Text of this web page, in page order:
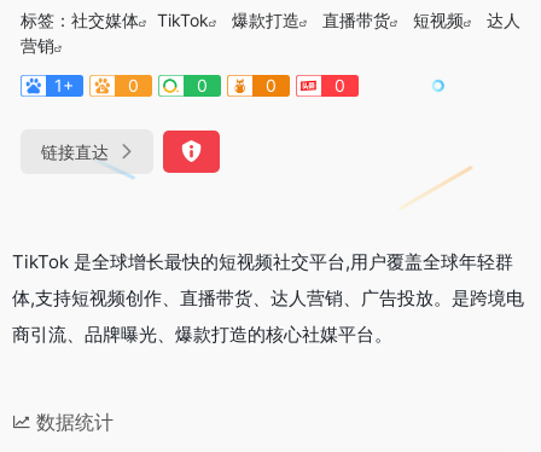
标签： 社交媒体 TikTok 爆款打造 直播带货 短视频
达人
营销
1+
0 0 0 0
链接直达
TikTok 是全球增长最快的短视频社交平台,用户覆盖全球年轻群
体,支持短视频创作、直播带货、达人营销、广告投放。是跨境电
商引流、品牌曝光、爆款打造的核心社媒平台。
数据统计